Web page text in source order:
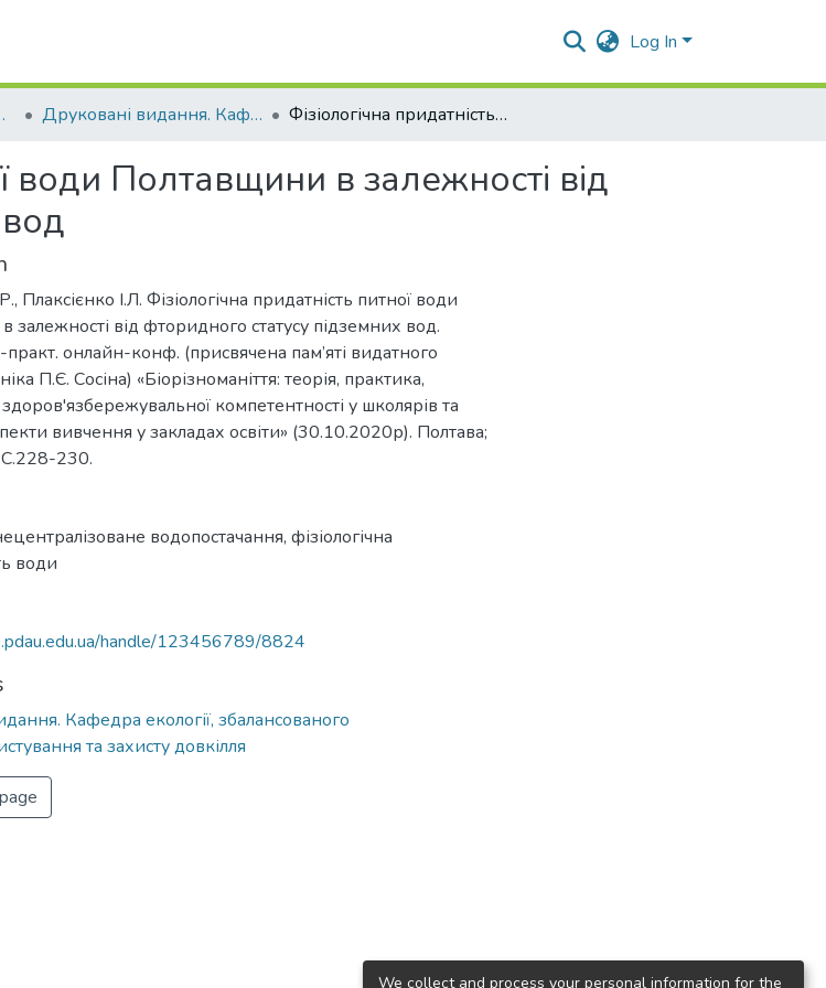
Log In
захисту довкілля Друковані видання. Кафедра екології, збалансованого природокористування та захисту довкілля Фізіологічна придатність питної води Полтавщини в залежності від фторидного статусу підземних вод
води Полтавщини в залежності від
Плаксієнко І.Л. Фізіологічна придатність питної води
залежності від фторидного статусу підземних вод.
практ. онлайн-конф. (присвячена пам’яті видатного
П.Є. Сосіна) «Біорізноманіття: теорія, практика,
компетентності у школярів та
вивчення у закладах освіти» (30.10.2020р). Полтава;
230.
водопостачання, фізіологічна
води
handle/123456789/8824
Кафедра екології, збалансованого
та захисту довкілля
We collect and process your personal information for the